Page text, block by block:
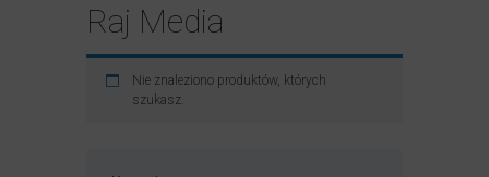
Raj Media
Nie znaleziono produktów, których
szukasz.